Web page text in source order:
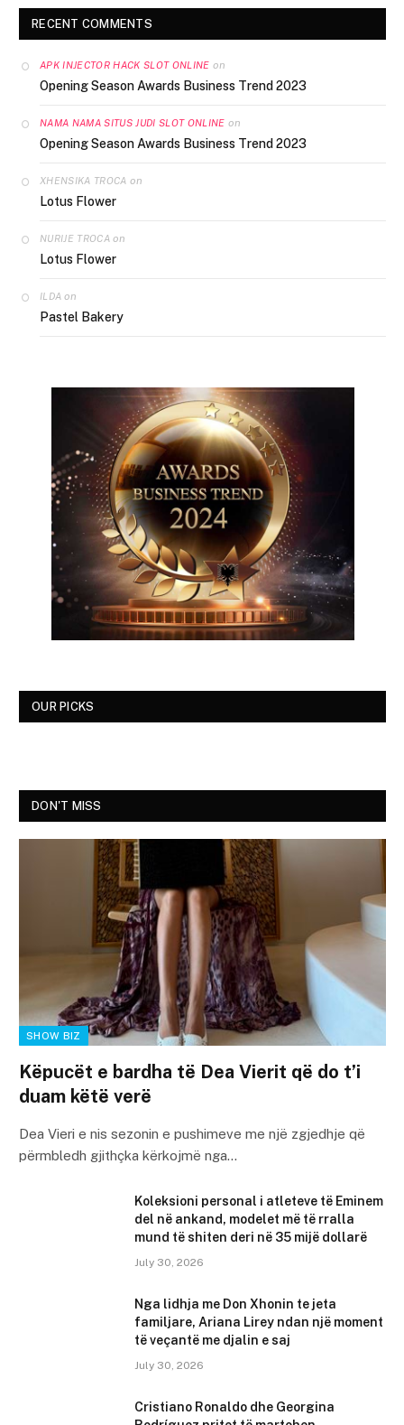
RECENT COMMENTS
APK INJECTOR HACK SLOT ONLINE on
Opening Season Awards Business Trend 2023
NAMA NAMA SITUS JUDI SLOT ONLINE on
Opening Season Awards Business Trend 2023
XHENSIKA TROCA on
Lotus Flower
NURIJE TROCA on
Lotus Flower
ILDA on
Pastel Bakery
OUR PICKS
DON'T MISS
SHOW BIZ
Këpucët e bardha të Dea Vierit që do t’i
duam këtë verë
Dea Vieri e nis sezonin e pushimeve me një zgjedhje që
përmbledh gjithçka kërkojmë nga…
Koleksioni personal i atleteve të Eminem
del në ankand, modelet më të rralla
mund të shiten deri në 35 mijë dollarë
July 30, 2026
Nga lidhja me Don Xhonin te jeta
familjare, Ariana Lirey ndan një moment
të veçantë me djalin e saj
July 30, 2026
Cristiano Ronaldo dhe Georgina